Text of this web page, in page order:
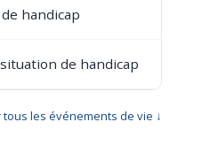
handicap
de handicap
tous les événements de vie ↓